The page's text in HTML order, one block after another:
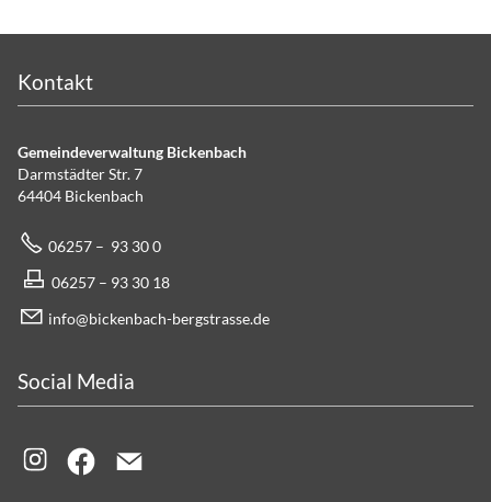
Kontakt
Gemeindeverwaltung Bickenbach
Darmstädter Str. 7
64404 Bickenbach
06257 – 93 30 0
06257 – 93 30 18
info@bickenbach-bergstrasse.de
Social Media